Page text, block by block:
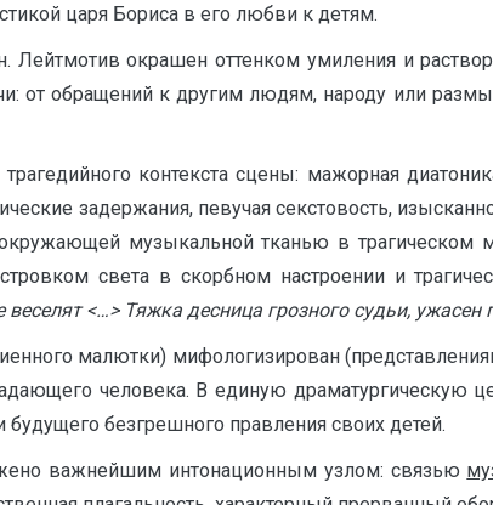
царя Бориса в его любви к детям.
Лейтмотив окрашен оттенком умиления и
от обращений к другим людям, народу или
контекста сцены: мажорная
задержания, певучая секстовость,
окружающей музыкальной тканью в
света в скорбном настроении и
<…> Тяжка десница грозного судьи, ужасен
малютки) мифологизирован
человека. В единую драматургическую
безгрешного правления своих детей.
важнейшим интонационным узлом: связью